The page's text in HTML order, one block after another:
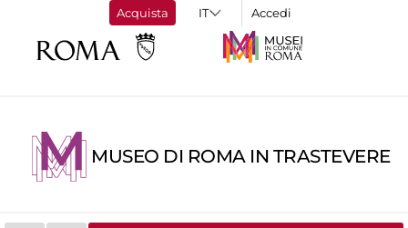
Acquista Accedi
MUSEO DI ROMA IN TRASTEVERE